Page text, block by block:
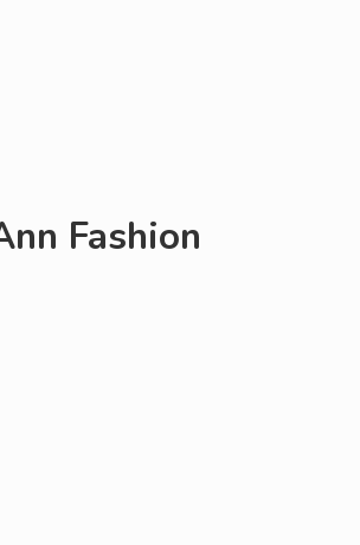
Fashion